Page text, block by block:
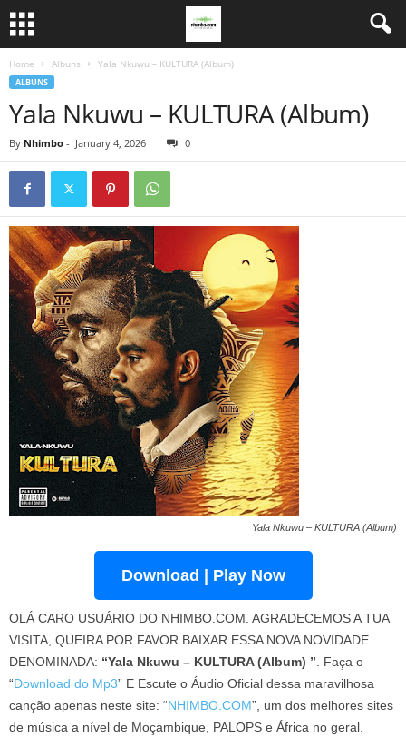
Home Albuns Yala Nkuwu – KULTURA (Album)
ALBUNS
Yala Nkuwu – KULTURA (Album)
By Nhimbo - January 4, 2026 0
Yala Nkuwu – KULTURA (Album)
Download | Play Now
OLÁ CARO USUÁRIO DO NHIMBO.COM. AGRADECEMOS A TUA
VISITA, QUEIRA POR FAVOR BAIXAR ESSA NOVA NOVIDADE
DENOMINADA: “Yala Nkuwu – KULTURA (Album) ” . Faça o
“Download do Mp3” E Escute o Áudio Oficial dessa maravilhosa
canção apenas neste site: “NHIMBO.COM”, um dos melhores sites
de música a nível de Moçambique, PALOPS e África no geral.